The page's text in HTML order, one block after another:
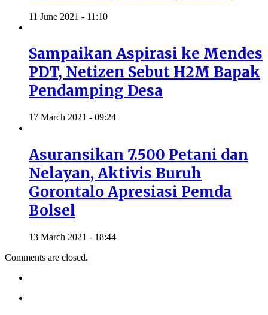
11 June 2021 - 11:10
Sampaikan Aspirasi ke Mendes
PDT, Netizen Sebut H2M Bapak
Pendamping Desa
17 March 2021 - 09:24
Asuransikan 7.500 Petani dan
Nelayan, Aktivis Buruh
Gorontalo Apresiasi Pemda
Bolsel
13 March 2021 - 18:44
Comments are closed.